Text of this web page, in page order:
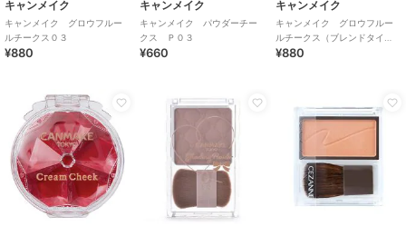
キャンメイク
キャンメイク グロウフルー
ルチークス０３
¥880
キャンメイク
キャンメイク パウダーチー
クス Ｐ０３
¥660
キャンメイク
キャンメイク グロウフルー
ルチークス（ブレンドタイ
プ） Ｂ０３
¥880